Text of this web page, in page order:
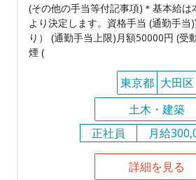
(その他の手当等付記事項)＊基本給は
より決定します。資格手当 (通勤手当
り） (通勤手当上限)月額50000円 (受
煙 (
東京都 大田区
土木・建築
正社員
月給
詳細を見る